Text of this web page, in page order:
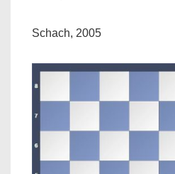
Schach, 2005